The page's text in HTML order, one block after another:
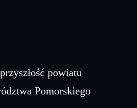
powiatu
Pomorskiego